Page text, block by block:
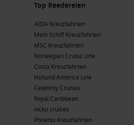
Top Reedereien
AIDA Kreuzfahrten
Mein Schiff Kreuzfahrten
MSC Kreuzfahrten
Norwegian Cruise Line
Costa Kreuzfahrten
Holland America Line
Celebrity Cruises
Royal Caribbean
nicko cruises
Phoenix Kreuzfahrten